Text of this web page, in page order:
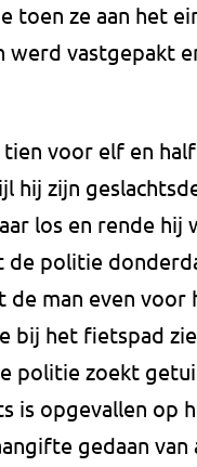
toen ze aan het
werd vastgepakt
voor elf en
hij zijn
los en rende
de politie
man even voor
bij het fietspad
politie zoekt
is opgevallen op
gedaan van